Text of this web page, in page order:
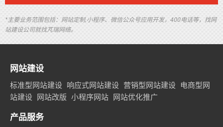
*主要业务范围包括：网站定制,小程序、微信公众号应用开发，400电话等，找网
站建设公司就找芃瑞网络。
网站建设
标准型网站建设 响应式网站建设 营销型网站建设 电商型网
站建设 网站改版 小程序网站 网站优化推广
产品服务